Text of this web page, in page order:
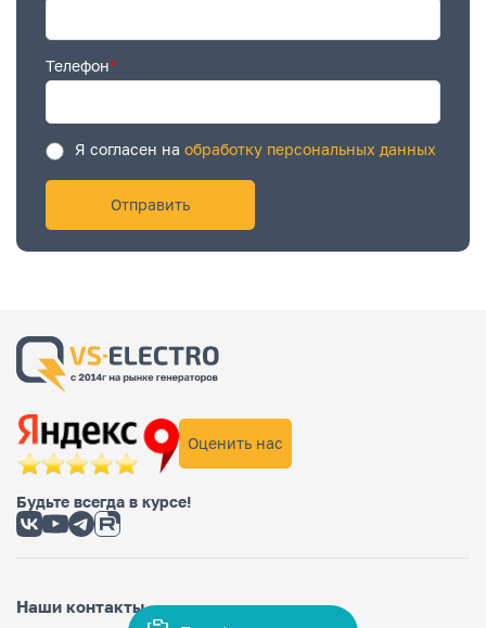
Телефон*
Я согласен на обработку персональных данных
Оценить нас
Будьте всегда в курсе!
Наши контакты